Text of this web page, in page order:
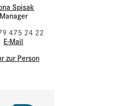
Spisak
Manager
475 24 22
E-Mail
zur Person